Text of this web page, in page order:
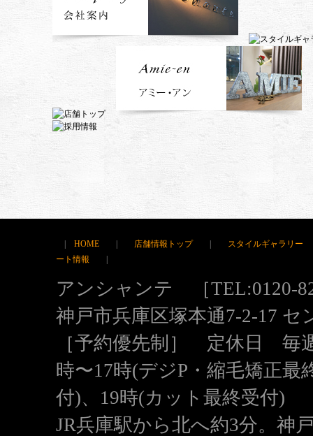
HOME 店舗情報トップ| スタイルギャラリー
ート情報
アンシャンテ ［TEL:0120-
神戸市兵庫区塚本通7-2-17 セ
［予約優先制］ 定休日 毎
時〜17時(デジP・縮毛矯正最
付)、19時(カット最終受付)
JR兵庫駅から北へ約3分。神